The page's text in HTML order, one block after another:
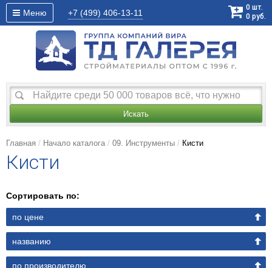
Меню +7 (499) 406-13-11
0 шт.
0 руб.
Искать
Главная Начало каталога 09. Инструменты Кисти
Кисти
Сортировать по:
по цене
названию
по производителю